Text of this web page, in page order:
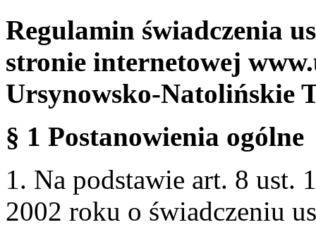
Regulamin świadczenia
stronie internetowej
Ursynowsko-Natolińskie
§ 1 Postanowienia ogólne
1. Na podstawie art. 8 ust.
2002 roku o świadczeniu